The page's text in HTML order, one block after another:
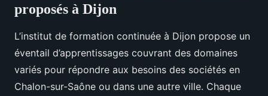
proposés à Dijon
L’institut de formation continuée à Dijon propose un
éventail d’apprentissages couvrant des domaines
variés pour répondre aux besoins des sociétés en
Chalon-sur-Saône ou dans une autre ville. Chaque